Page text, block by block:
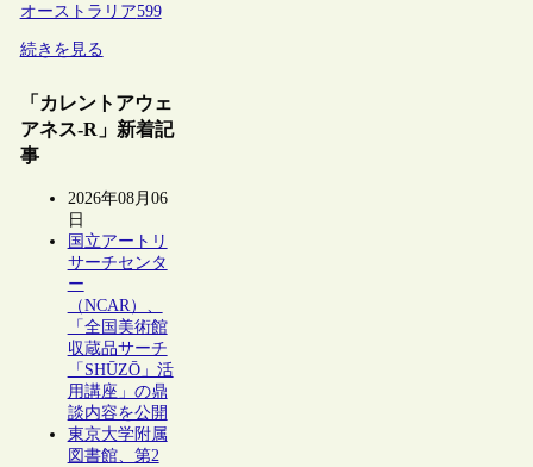
オーストラリア599
続きを見る
「カレントアウェ
アネス-R」新着記
事
2026年08月06
日
国立アートリ
サーチセンタ
ー
（NCAR）、
「全国美術館
収蔵品サーチ
「SHŪZŌ」活
用講座」の鼎
談内容を公開
東京大学附属
図書館、第2